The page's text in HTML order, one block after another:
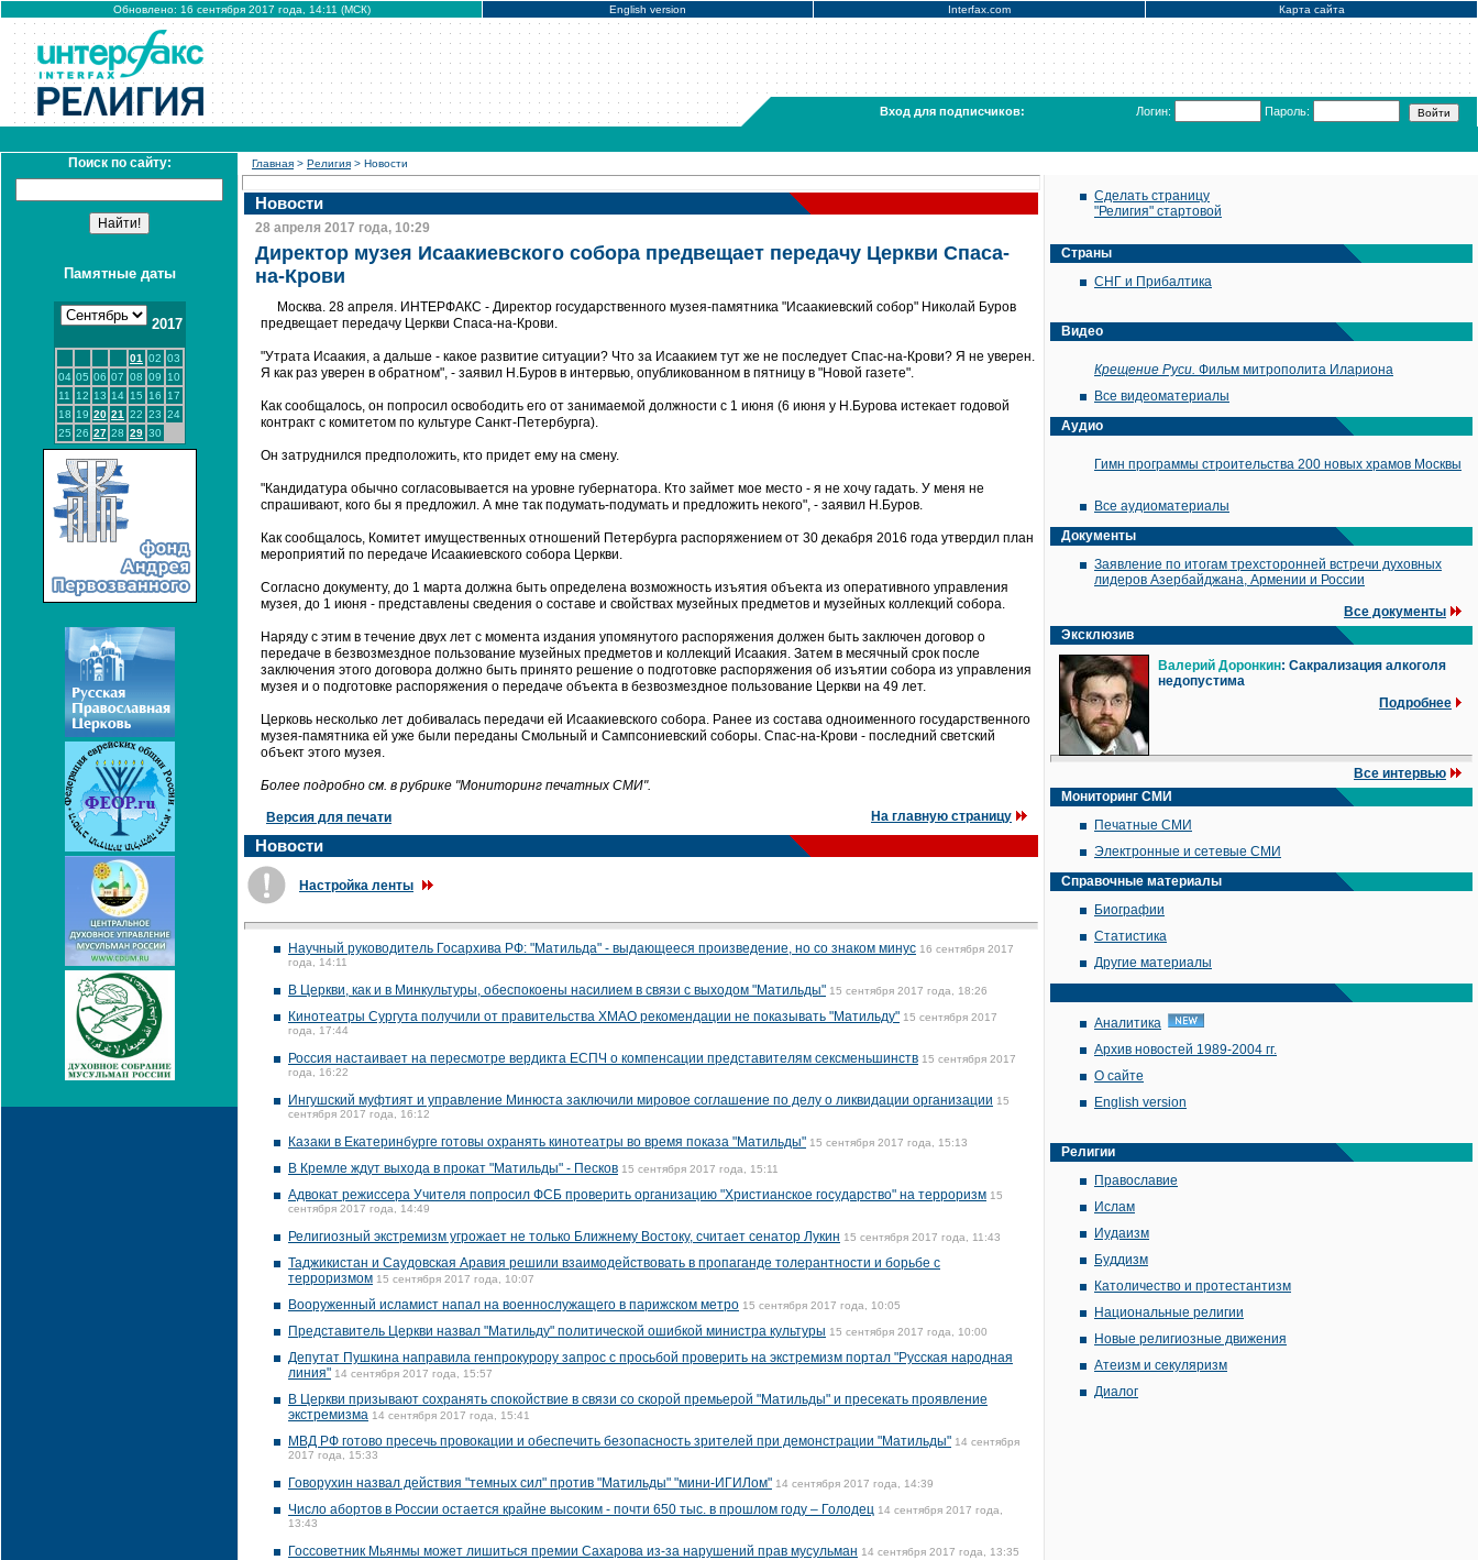
Обновлено: 16 сентября 2017 года, 14:11 (МСК) English version Interfax.com Карта сайта
Вход для подписчиков: Логин: Пароль:
Поиск по сайту:
Памятные даты
2017
01 02 03
04 05 06 07 08 09
10
11
12 13 14 15 16
17
18 19 20 21 22 23 24
25 26 27 28 29 30
Главная > Религия > Новости
Новости
28 апреля 2017 года, 10:29
Директор музея Исаакиевского собора предвещает передачу Церкви Спаса-
на-Крови
Москва. 28 апреля. ИНТЕРФАКС - Директор государственного музея-памятника "Исаакиевский собор" Николай Буров
предвещает передачу Церкви Спаса-на-Крови.
"Утрата Исаакия, а дальше - какое развитие ситуации? Что за Исаакием тут же не последует Спас-на-Крови? Я не уверен.
Я как раз уверен в обратном", - заявил Н.Буров в интервью, опубликованном в пятницу в "Новой газете".
Как сообщалось, он попросил освободить его от занимаемой должности с 1 июня (6 июня у Н.Бурова истекает годовой
контракт с комитетом по культуре Санкт-Петербурга).
Он затруднился предположить, кто придет ему на смену.
"Кандидатура обычно согласовывается на уровне губернатора. Кто займет мое место - я не хочу гадать. У меня не
спрашивают, кого бы я предложил. А мне так подумать-подумать и предложить некого", - заявил Н.Буров.
Как сообщалось, Комитет имущественных отношений Петербурга распоряжением от 30 декабря 2016 года утвердил план
мероприятий по передаче Исаакиевского собора Церкви.
Согласно документу, до 1 марта должна быть определена возможность изъятия объекта из оперативного управления
музея, до 1 июня - представлены сведения о составе и свойствах музейных предметов и музейных коллекций собора.
Наряду с этим в течение двух лет с момента издания упомянутого распоряжения должен быть заключен договор о
передаче в безвозмездное пользование музейных предметов и коллекций Исаакия. Затем в месячный срок после
заключения этого договора должно быть принято решение о подготовке распоряжения об изъятии собора из управления
музея и о подготовке распоряжения о передаче объекта в безвозмездное пользование Церкви на 49 лет.
Церковь несколько лет добивалась передачи ей Исаакиевского собора. Ранее из состава одноименного государственного
музея-памятника ей уже были переданы Смольный и Сампсониевский соборы. Спас-на-Крови - последний светский
объект этого музея.
Более подробно см. в рубрике "Мониторинг печатных СМИ".
Версия для печати На главную страницу
Новости
Настройка ленты
Научный руководитель Госархива РФ: "Матильда" - выдающееся произведение, но со знаком минус 16 сентября 2017
года, 14:11
В Церкви, как и в Минкультуры, обеспокоены насилием в связи с выходом "Матильды" 15 сентября 2017 года, 18:26
Кинотеатры Сургута получили от правительства ХМАО рекомендации не показывать "Матильду" 15 сентября 2017
года, 17:44
Россия настаивает на пересмотре вердикта ЕСПЧ о компенсации представителям сексменьшинств 15 сентября 2017
года, 16:22
Ингушский муфтият и управление Минюста заключили мировое соглашение по делу о ликвидации организации 15
сентября 2017 года, 16:12
Казаки в Екатеринбурге готовы охранять кинотеатры во время показа "Матильды" 15 сентября 2017 года, 15:13
В Кремле ждут выхода в прокат "Матильды" - Песков 15 сентября 2017 года, 15:11
Адвокат режиссера Учителя попросил ФСБ проверить организацию "Христианское государство" на терроризм 15
сентября 2017 года, 14:49
Религиозный экстремизм угрожает не только Ближнему Востоку, считает сенатор Лукин 15 сентября 2017 года, 11:43
Таджикистан и Саудовская Аравия решили взаимодействовать в пропаганде толерантности и борьбе с
терроризмом 15 сентября 2017 года, 10:07
Вооруженный исламист напал на военнослужащего в парижском метро 15 сентября 2017 года, 10:05
Представитель Церкви назвал "Матильду" политической ошибкой министра культуры 15 сентября 2017 года, 10:00
Депутат Пушкина направила генпрокурору запрос с просьбой проверить на экстремизм портал "Русская народная
линия" 14 сентября 2017 года, 15:57
В Церкви призывают сохранять спокойствие в связи со скорой премьерой "Матильды" и пресекать проявление
экстремизма 14 сентября 2017 года, 15:41
МВД РФ готово пресечь провокации и обеспечить безопасность зрителей при демонстрации "Матильды" 14 сентября
2017 года, 15:33
Говорухин назвал действия "темных сил" против "Матильды" "мини-ИГИЛом" 14 сентября 2017 года, 14:39
Число абортов в России остается крайне высоким - почти 650 тыс. в прошлом году – Голодец 14 сентября 2017 года,
13:43
Госсоветник Мьянмы может лишиться премии Сахарова из-за нарушений прав мусульман 14 сентября 2017 года, 13:35
Сделать страницу
"Религия" стартовой
Страны
СНГ и Прибалтика
Видео
Крещение Руси. Фильм митрополита Илариона
Все видеоматериалы
Аудио
Гимн программы строительства 200 новых храмов Москвы
Все аудиоматериалы
Документы
Заявление по итогам трехсторонней встречи духовных
лидеров Азербайджана, Армении и России
Все документы
Эксклюзив
Валерий Доронкин: Сакрализация алкоголя
недопустима
Подробнее
Все интервью
Мониторинг СМИ
Печатные СМИ
Электронные и сетевые СМИ
Справочные материалы
Биографии
Статистика
Другие материалы
Аналитика
Архив новостей 1989-2004 гг.
О сайте
English version
Религии
Православие
Ислам
Иудаизм
Буддизм
Католичество и протестантизм
Национальные религии
Новые религиозные движения
Атеизм и секуляризм
Диалог